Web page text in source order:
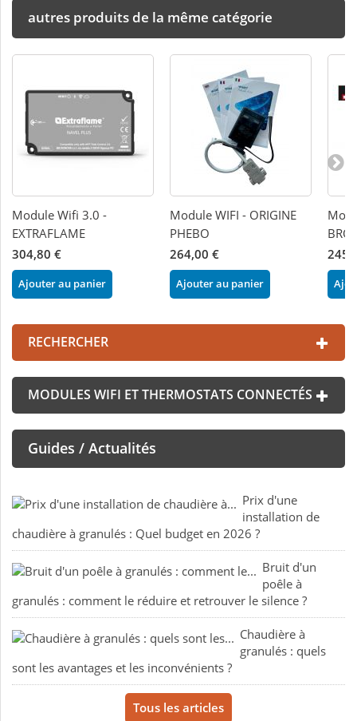
autres produits de la même catégorie
Module Wifi 3.0 -
EXTRAFLAME
304,80 €
Ajouter au panier
Module WIFI - ORIGINE
PHEBO
264,00 €
Ajouter au panier
RECHERCHER
MODULES WIFI ET THERMOSTATS CONNECTÉS
Guides / Actualités
Prix d'une
installation de
chaudière à granulés : Quel budget en 2026 ?
Bruit d'un
poêle à
granulés : comment le réduire et retrouver le silence ?
Chaudière à
granulés : quels
sont les avantages et les inconvénients ?
Tous les articles